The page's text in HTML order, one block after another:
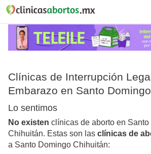
Clínicas de Interrupción
Embarazo en Santo
Lo sentimos
No existen clínicas de aborto en
Chihuitán. Estas son las clínicas de
a Santo Domingo Chihuitán: